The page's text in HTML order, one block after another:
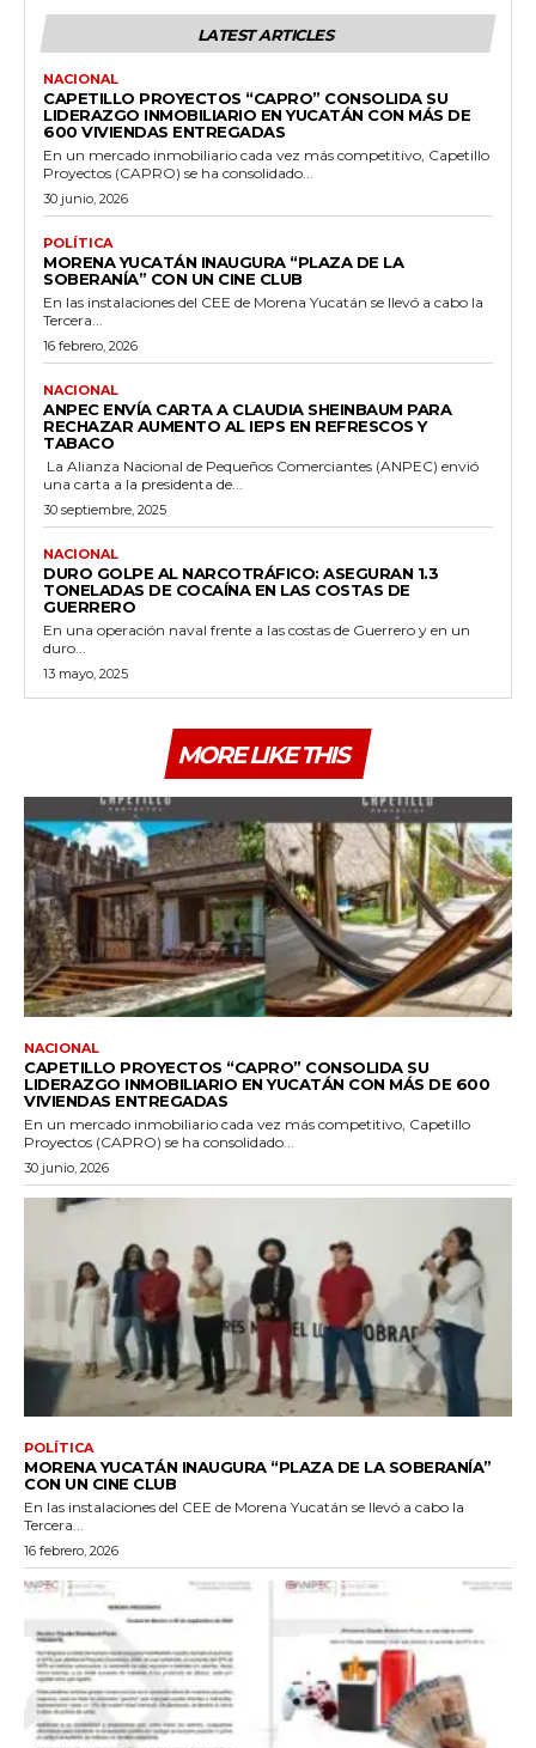
LATEST ARTICLES
NACIONAL
CAPETILLO PROYECTOS “CAPRO” CONSOLIDA SU
LIDERAZGO INMOBILIARIO EN YUCATÁN CON MÁS DE
600 VIVIENDAS ENTREGADAS
En un mercado inmobiliario cada vez más competitivo, Capetillo
Proyectos (CAPRO) se ha consolidado...
30 junio, 2026
POLÍTICA
MORENA YUCATÁN INAUGURA “PLAZA DE LA
SOBERANÍA” CON UN CINE CLUB
En las instalaciones del CEE de Morena Yucatán se llevó a cabo la
Tercera...
16 febrero, 2026
NACIONAL
ANPEC ENVÍA CARTA A CLAUDIA SHEINBAUM PARA
RECHAZAR AUMENTO AL IEPS EN REFRESCOS Y
TABACO
La Alianza Nacional de Pequeños Comerciantes (ANPEC) envió
una carta a la presidenta de...
30 septiembre, 2025
NACIONAL
DURO GOLPE AL NARCOTRÁFICO: ASEGURAN 1.3
TONELADAS DE COCAÍNA EN LAS COSTAS DE
GUERRERO
En una operación naval frente a las costas de Guerrero y en un
duro...
13 mayo, 2025
MORE LIKE THIS
NACIONAL
CAPETILLO PROYECTOS “CAPRO” CONSOLIDA SU
LIDERAZGO INMOBILIARIO EN YUCATÁN CON MÁS DE 600
VIVIENDAS ENTREGADAS
En un mercado inmobiliario cada vez más competitivo, Capetillo
Proyectos (CAPRO) se ha consolidado...
30 junio, 2026
POLÍTICA
MORENA YUCATÁN INAUGURA “PLAZA DE LA SOBERANÍA”
CON UN CINE CLUB
En las instalaciones del CEE de Morena Yucatán se llevó a cabo la
Tercera...
16 febrero, 2026